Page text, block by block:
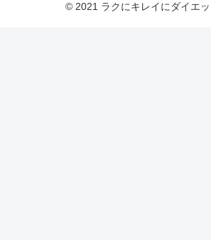
© 2021 ラクにキレイにダイエッ